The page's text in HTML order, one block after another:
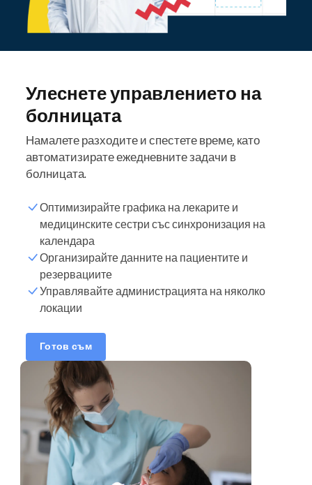
календара
Улеснете управлението на
болницата
Намалете разходите и спестете време, като
автоматизирате ежедневните задачи в
болницата.
Оптимизирайте графика на лекарите и
медицинските сестри със синхронизация на
календара
Организирайте данните на пациентите и
резервациите
Управлявайте администрацията на няколко
локации
Готов съм